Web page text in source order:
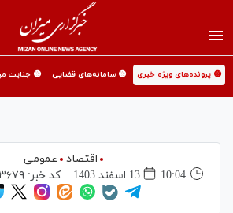
🟡 پرونده‌های ویژه خبری 🟡 سامانه‌های قضایی 🟡 جنایت
اقتصاد
عمومی
10:04
13 اسفند 1403 کد خبر: